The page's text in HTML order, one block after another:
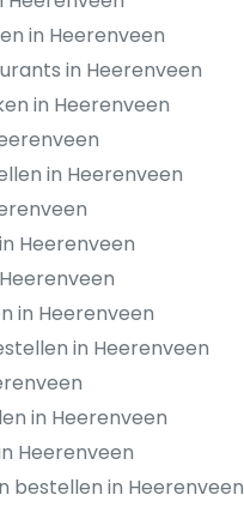
in Heerenveen
in Heerenveen
in Heerenveen
in Heerenveen
Heerenveen
in Heerenveen
in Heerenveen
in Heerenveen
Heerenveen
bestellen in Heerenveen